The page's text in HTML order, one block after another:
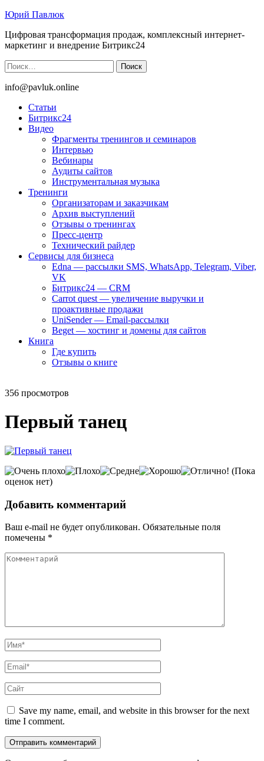
Юрий Павлюк
Цифровая трансформация продаж, комплексный интернет-
маркетинг и внедрение Битрикс24
Найти:
info@pavluk.online
Статьи
Битрикс24
Видео
Фрагменты тренингов и семинаров
Интервью
Вебинары
Аудиты сайтов
Инструментальная музыка
Тренинги
Организаторам и заказчикам
Архив выступлений
Отзывы о тренингах
Пресс-центр
Технический райдер
Сервисы для бизнеса
Edna — рассылки SMS, WhatsApp, Telegram, Viber,
VK
Битрикс24 — CRM
Carrot quest — увеличение выручки и
проактивные продажи
UniSender — Email-рассылки
Beget — хостинг и домены для сайтов
Книга
Где купить
Отзывы о книге
356 просмотров
Первый танец
(Пока
оценок нет)
Добавить комментарий
Ваш e-mail не будет опубликован. Обязательные поля
помечены *
Save my name, email, and website in this browser for the next
time I comment.